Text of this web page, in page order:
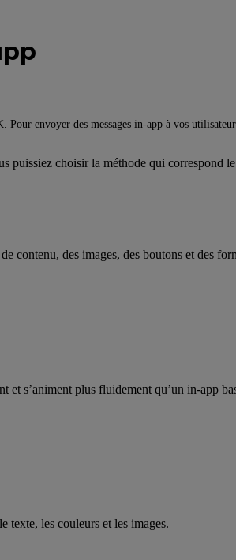
envoyer des messages in-app à vos
choisir la méthode qui correspond
contenu, des images, des boutons et des
s’animent plus fluidement qu’un in-app
texte, les couleurs et les images.